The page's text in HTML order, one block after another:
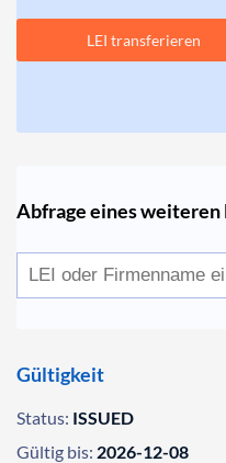
LEI transferieren
Abfrage eines weiteren
Gültigkeit
Status: ISSUED
Gültig bis: 2026-12-08